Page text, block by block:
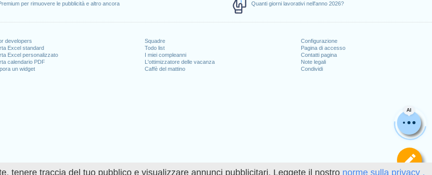
tenere traccia del tuo pubblico e visualizzare annunci pubblicitari. Leggete il nostro norme sulla privacy .
per rimuovere le pubblicità e altro ancora Quanti giorni lavorativi nell'anno 2026?
developers
Excel standard
Excel personalizzato
calendario PDF
un widget
Squadre
Todo list
I miei compleanni
L'ottimizzatore delle vacanza
Caffè del mattino
Configurazione
Pagina di accesso
Contatti pagina
Note legali
Condividi
AI